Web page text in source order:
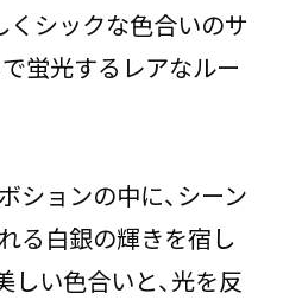
くシックな色合いのサ
蛍光するレアなルー
ションの中に、シーン
る白銀の輝きを宿し
しい色合いと、光を反